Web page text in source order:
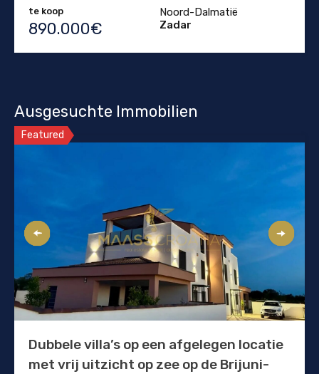
te koop
890.000€
Noord-Dalmatië
Zadar
Ausgesuchte Immobilien
Featured
Dubbele villa’s op een afgelegen locatie
met vrij uitzicht op zee op de Brijuni-